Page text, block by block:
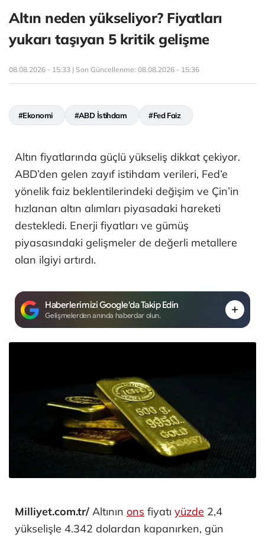
Altın neden yükseliyor? Fiyatları
yukarı taşıyan 5 kritik gelişme
08.08.2026 - 15:33 | Son Güncellenme: 08.08.2026 - 15:36
#Ekonomi #ABD İstihdam #Fed Faiz
Altın fiyatlarında güçlü yükseliş dikkat çekiyor.
ABD’den gelen zayıf istihdam verileri, Fed’e
yönelik faiz beklentilerindeki değişim ve Çin’in
hızlanan altın alımları piyasadaki hareketi
destekledi. Enerji fiyatları ve gümüş
piyasasındaki gelişmeler de değerli metallere
olan ilgiyi artırdı.
Haberlerimizi Google'da Takip Edin
Gelişmelerden anında haberdar olun.
Milliyet.com.tr/ Altının ons fiyatı yüzde 2,4
yükselişle 4.342 dolardan kapanırken, gün